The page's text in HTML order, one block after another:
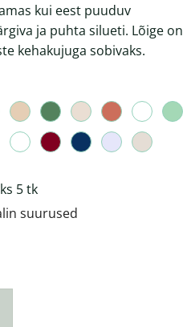
kui eest puuduv
ja puhta silueti. Lõige on
kehakujuga sobivaks.
5 tk
suurused